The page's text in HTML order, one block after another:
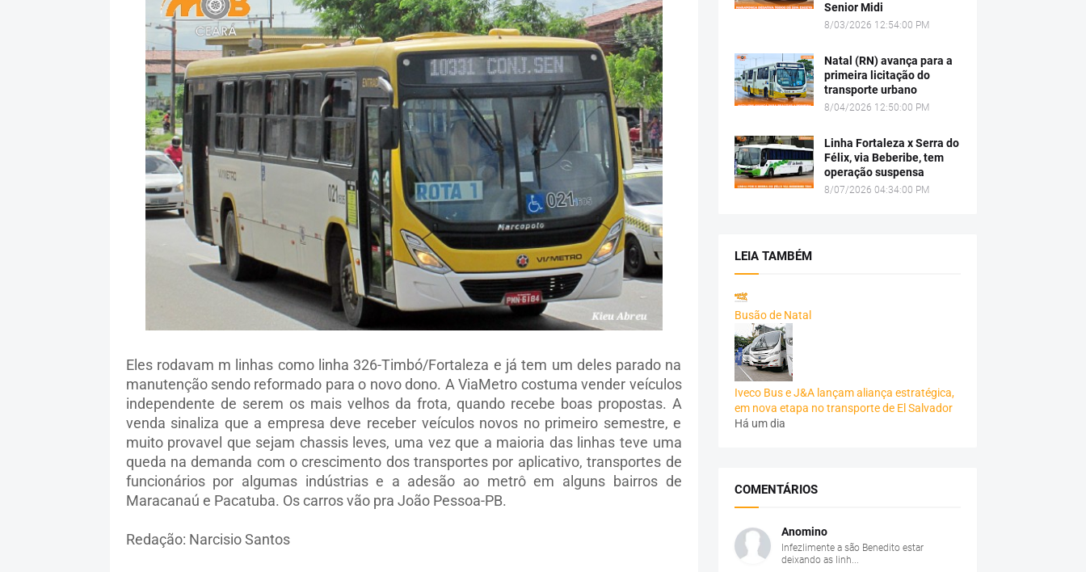
Eles rodavam m linhas como linha 326-Timbó/Fortaleza e já tem um deles parado na
manutenção sendo reformado para o novo dono. A ViaMetro costuma vender veículos
independente de serem os mais velhos da frota, quando recebe boas propostas. A
venda sinaliza que a empresa deve receber veículos novos no primeiro semestre, e
muito provavel que sejam chassis leves, uma vez que a maioria das linhas teve uma
queda na demanda com o crescimento dos transportes por aplicativo, transportes de
funcionários por algumas indústrias e a adesão ao metrô em alguns bairros de
Maracanaú e Pacatuba. Os carros vão pra João Pessoa-PB.
Redação: Narcisio Santos
Senior Midi
8/03/2026 12:54:00 PM
Natal (RN) avança para a
primeira licitação do
transporte urbano
8/04/2026 12:50:00 PM
Linha Fortaleza x Serra do
Félix, via Beberibe, tem
operação suspensa
8/07/2026 04:34:00 PM
LEIA TAMBÉM
Busão de Natal
Iveco Bus e J&A lançam aliança estratégica,
em nova etapa no transporte de El Salvador
Há um dia
COMENTÁRIOS
Anomino
Infezlimente a são Benedito estar
deixando as linh...